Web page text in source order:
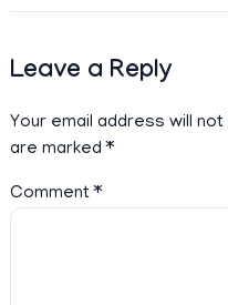
Leave a Reply
Your email address will not
are marked*
Comment*